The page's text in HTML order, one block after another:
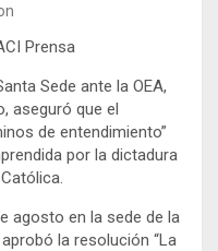
Prensa
Sede ante la OEA,
aseguró que el
de entendimiento”
por la dictadura
agosto en la sede de la
la resolución “La